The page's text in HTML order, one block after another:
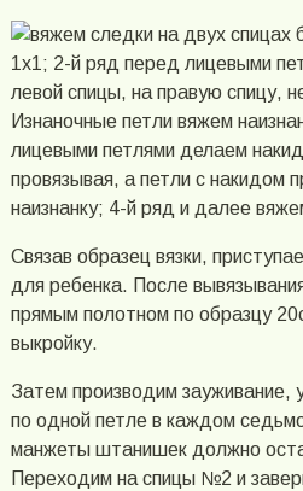
1х1; 2-й ряд перед лицевыми
левой спицы, на правую спицу,
Изнаночные петли вяжем
лицевыми петлями делаем
провязывая, а петли с накидом
наизнанку; 4-й ряд и далее
Связав образец вязки,
для ребенка. После
прямым полотном по образцу
выкройку.
Затем производим зауживание,
по одной петле в каждом
манжеты штанишек должно
Переходим на спицы №2 и